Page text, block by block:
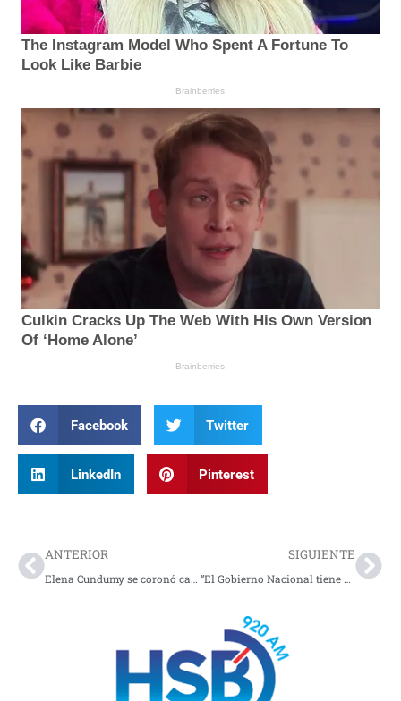
Facebook Twitter
LinkedIn Pinterest
ANTERIOR
Elena Cundumy se coronó campeona nacional U23 y clasificó a la Selección Colombia rumbo al Panamericano y Mundial
SIGUIENTE
“El Gobierno Nacional tiene en el olvido a las víctimas de la violencia en Nariño”